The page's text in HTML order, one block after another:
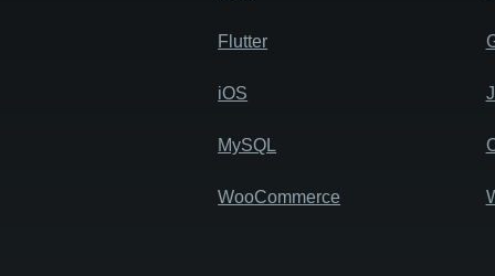
Flutter
iOS
MySQL
WooCommerce